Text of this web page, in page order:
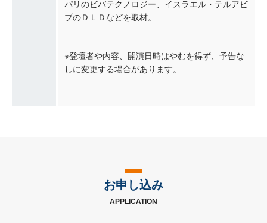
パリのビバテクノロジー、イスラエル・テルアビ
ブのＤＬＤなどを取材。
※登壇者や内容、開演日時はやむを得ず、予告な
しに変更する場合があります。
お申し込み
APPLICATION